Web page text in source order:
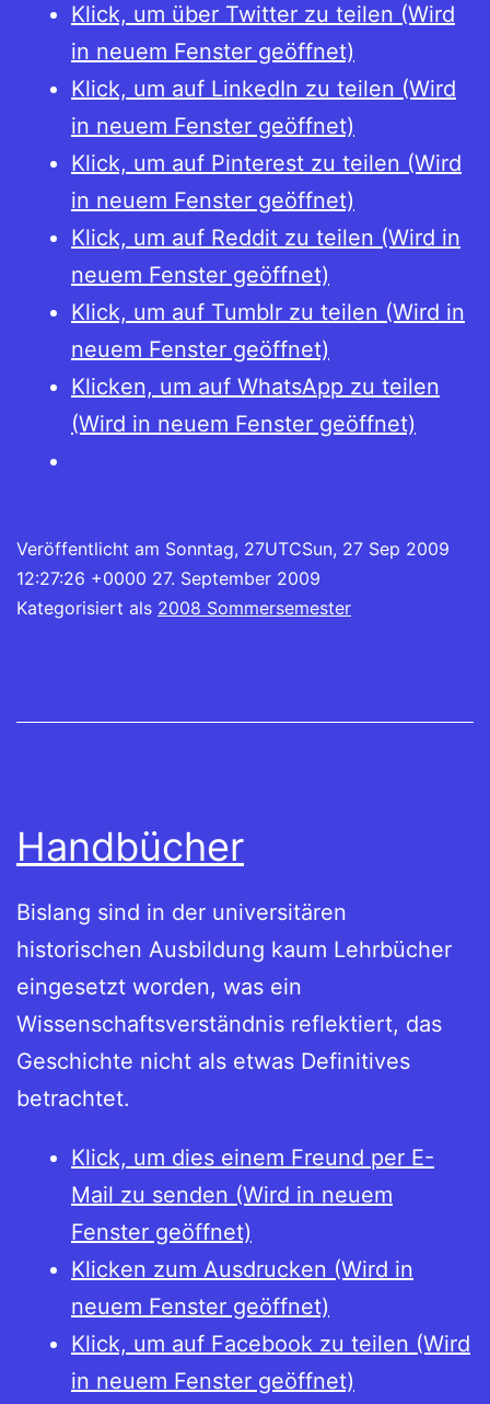
Klick, um über Twitter zu teilen (Wird
in neuem Fenster geöffnet)
Klick, um auf LinkedIn zu teilen (Wird
in neuem Fenster geöffnet)
Klick, um auf Pinterest zu teilen (Wird
in neuem Fenster geöffnet)
Klick, um auf Reddit zu teilen (Wird in
neuem Fenster geöffnet)
Klick, um auf Tumblr zu teilen (Wird in
neuem Fenster geöffnet)
Klicken, um auf WhatsApp zu teilen
(Wird in neuem Fenster geöffnet)
Veröffentlicht am Sonntag, 27UTCSun, 27 Sep 2009
12:27:26 +0000 27. September 2009
Kategorisiert als 2008 Sommersemester
Handbücher
Bislang sind in der universitären
historischen Ausbildung kaum Lehrbücher
eingesetzt worden, was ein
Wissenschaftsverständnis reflektiert, das
Geschichte nicht als etwas Definitives
betrachtet.
Klick, um dies einem Freund per E-
Mail zu senden (Wird in neuem
Fenster geöffnet)
Klicken zum Ausdrucken (Wird in
neuem Fenster geöffnet)
Klick, um auf Facebook zu teilen (Wird
in neuem Fenster geöffnet)